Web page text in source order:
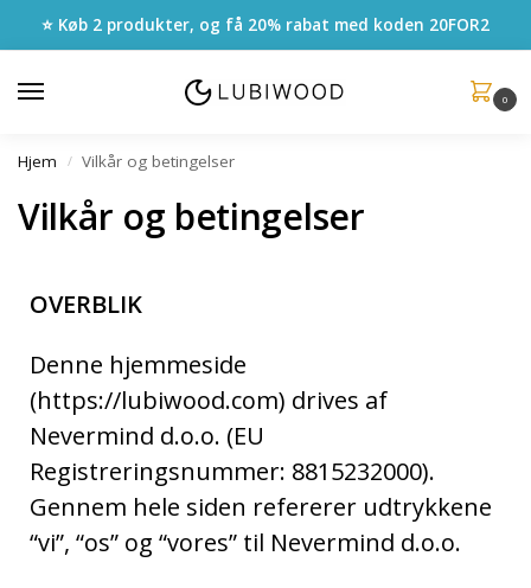
⭐ Køb 2 produkter, og få 20% rabat med koden 20FOR2
0
Hjem / Vilkår og betingelser
Vilkår og betingelser
OVERBLIK
Denne hjemmeside
(https://lubiwood.com) drives af
Nevermind d.o.o. (EU
Registreringsnummer: 8815232000).
Gennem hele siden refererer udtrykkene
“vi”, “os” og “vores” til Nevermind d.o.o.